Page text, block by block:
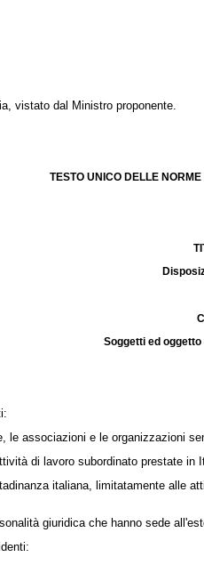
vistato dal Ministro proponente.
TESTO UNICO DELLE
Soggetti ed
associazioni e le organizzazioni
di lavoro subordinato prestate
italiana, limitatamente alle
giuridica che hanno sede